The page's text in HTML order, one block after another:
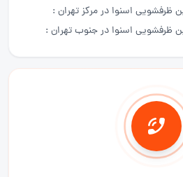
ظرفشویی اسنوا در مرکز تهران :
ظرفشویی اسنوا در جنوب تهران :